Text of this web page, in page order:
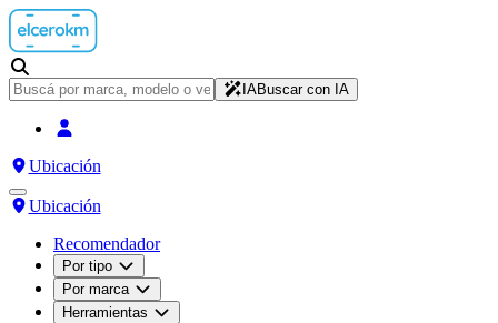
IABuscar con IA
Ubicación
Ubicación
Recomendador
Por tipo
Por marca
Herramientas